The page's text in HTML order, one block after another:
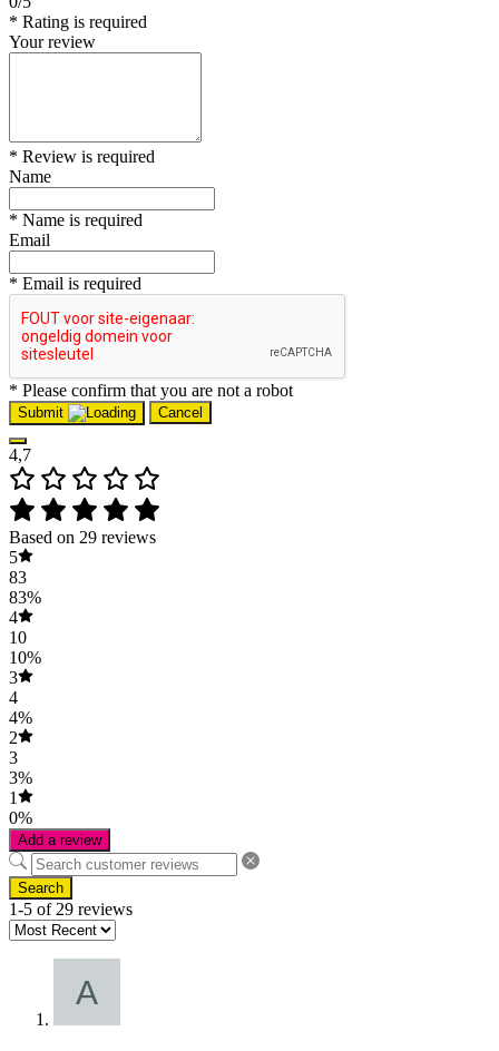
* Rating is required
Your review
* Review is required
Name
* Name is required
Email
* Email is required
* Please confirm that you are not a robot
Submit Cancel
4,7
Based on 29 reviews
5
83
83%
4
10
10%
3
4
4%
2
3
3%
1
0%
Add a review
Search
1-5 of 29 reviews